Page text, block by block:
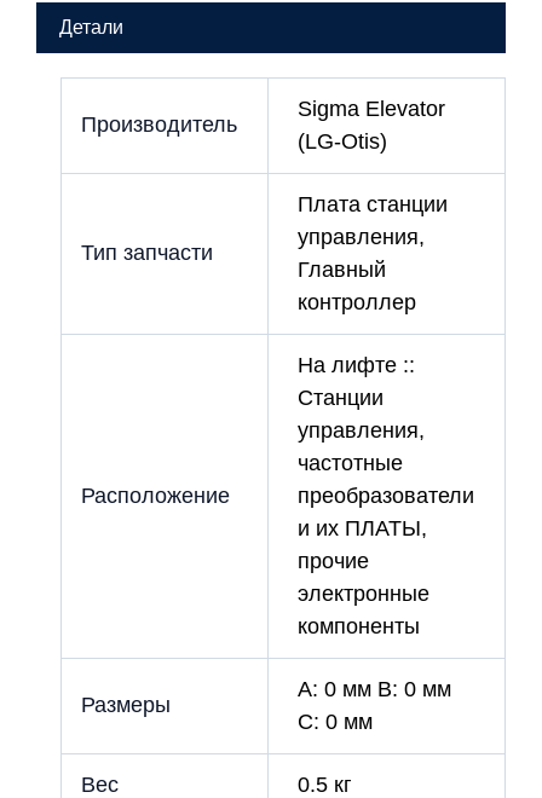
Детали
Производитель
Sigma Elevator
(LG-Otis)
Тип запчасти
Плата станции
управления,
Главный
контроллер
Расположение
На лифте ::
Станции
управления,
частотные
преобразователи
и их ПЛАТЫ,
прочие
электронные
компоненты
Размеры
A: 0 мм B: 0 мм
C: 0 мм
Вес 0.5 кг